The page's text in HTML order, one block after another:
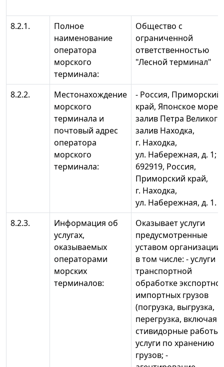
8.2.1.
Полное
наименование
оператора
морского
терминала:
Общество с
ограниченной
ответственностью
"Лесной терминал"
8.2.2.
Местонахождение
морского
терминала и
почтовый адрес
оператора
морского
терминала:
- Россия, Приморский
край, Японское море,
залив Петра Великого,
залив Находка,
г. Находка,
ул. Набережная, д. 1; -
692919, Россия,
Приморский край,
г. Находка,
ул. Набережная, д. 1.
8.2.3.
Информация об
услугах,
оказываемых
операторами
морских
терминалов:
Оказывает услуги
предусмотренные
уставом организации,
в том числе: - услуги
транспортной
обработке экспортно-
импортных грузов
(погрузка, выгрузка,
перегрузка, включая
стивидорные
услуги по хранению
грузов; -